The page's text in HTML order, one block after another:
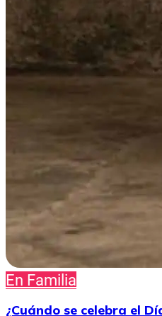
En Familia
¿Cuándo se celebra el